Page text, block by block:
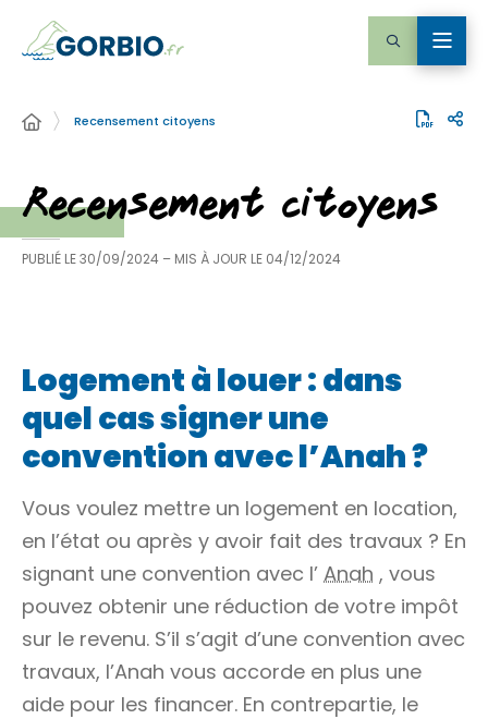
Recensement citoyens
Recensement citoyens
PUBLIÉ LE30/09/2024 – MIS À JOUR LE 04/12/2024
Logement à louer : dans
quel cas signer une
convention avec l’Anah ?
Vous voulez mettre un logement en location,
en l’état ou après y avoir fait des travaux ? En
signant une convention avec l’ Anah , vous
pouvez obtenir une réduction de votre impôt
sur le revenu. S’il s’agit d’une convention avec
travaux, l’Anah vous accorde en plus une
aide pour les financer. En contrepartie, le